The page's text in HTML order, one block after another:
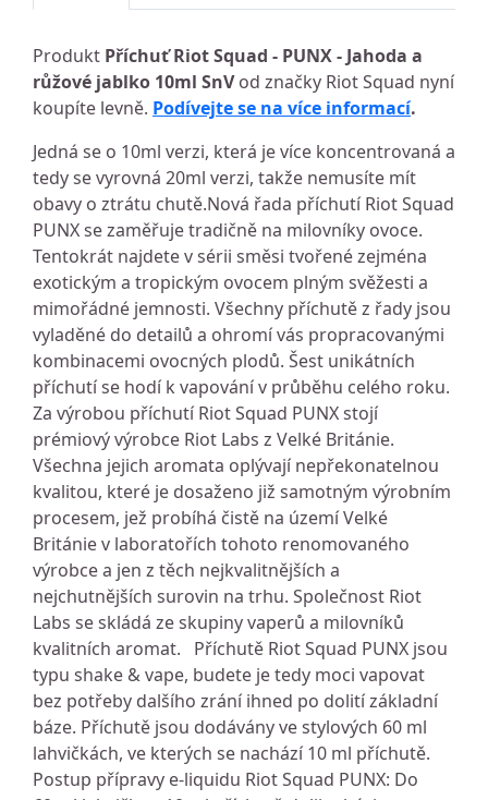
Produkt Příchuť Riot Squad - PUNX - Jahoda a
růžové jablko 10ml SnVod značky Riot Squad nyní
koupíte levně. Podívejte se na více informací.
Jedná se o 10ml verzi, která je více koncentrovaná a
tedy se vyrovná 20ml verzi, takže nemusíte mít
obavy o ztrátu chutě.Nová řada příchutí Riot Squad
PUNX se zaměřuje tradičně na milovníky ovoce.
Tentokrát najdete v sérii směsi tvořené zejména
exotickým a tropickým ovocem plným svěžesti a
mimořádné jemnosti. Všechny příchutě z řady jsou
vyladěné do detailů a ohromí vás propracovanými
kombinacemi ovocných plodů. Šest unikátních
příchutí se hodí k vapování v průběhu celého roku.
Za výrobou příchutí Riot Squad PUNX stojí
prémiový výrobce Riot Labs z Velké Británie.
Všechna jejich aromata oplývají nepřekonatelnou
kvalitou, které je dosaženo již samotným výrobním
procesem, jež probíhá čistě na území Velké
Británie v laboratořích tohoto renomovaného
výrobce a jen z těch nejkvalitnějších a
nejchutnějších surovin na trhu. Společnost Riot
Labs se skládá ze skupiny vaperů a milovníků
kvalitních aromat. Příchutě Riot Squad PUNX jsou
typu shake & vape, budete je tedy moci vapovat
bez potřeby dalšího zrání ihned po dolití základní
báze. Příchutě jsou dodávány ve stylových 60 ml
lahvičkách, ve kterých se nachází 10 ml příchutě.
Postup přípravy e-liquidu Riot Squad PUNX: Do